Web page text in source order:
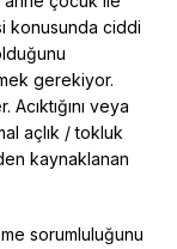
konusunda ciddi
gerekiyor.
veya
açlık / tokluk
kaynaklanan
sorumluluğunu